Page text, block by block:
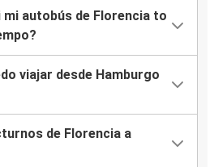
mi autobús de Florencia to
viajar desde Hamburgo
de Florencia a